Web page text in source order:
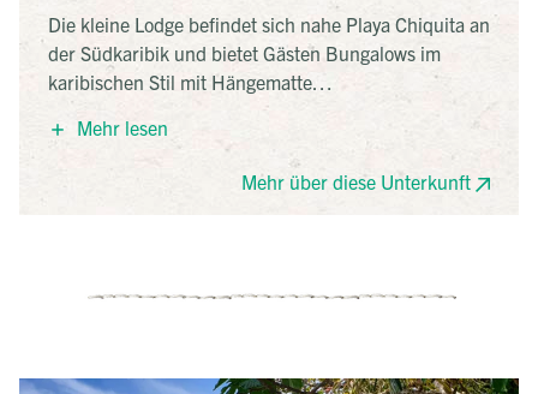
Die kleine Lodge befindet sich nahe Playa Chiquita an
der Südkaribik und bietet Gästen Bungalows im
karibischen Stil mit Hängematte
und Deckenventilator. Außerdem finden Sie hier ein
Restaurant und einen kleinen Pool. Lassen Sie sich
am Morgen von den Brüllaffen wecken!
Mehr lesen
Mehr über diese Unterkunft